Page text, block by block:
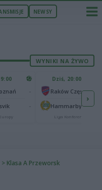
NEWSY
WYNIKI NA ŻYWO
Dziś, 20:00
Raków Częstochowa
Hammarby IF
Liga Konferencji
›
> Klasa A Przeworsk